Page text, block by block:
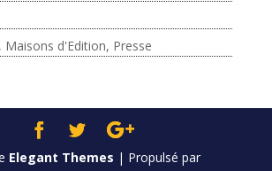
Maisons d'Edition, Presse
Elegant Themes | Propulsé par